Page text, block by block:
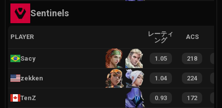
Sentinels
PLAYER
レーティ
ング
ACS
Sacy 1.05 218
zekken 1.04 224
TenZ 0.93 172